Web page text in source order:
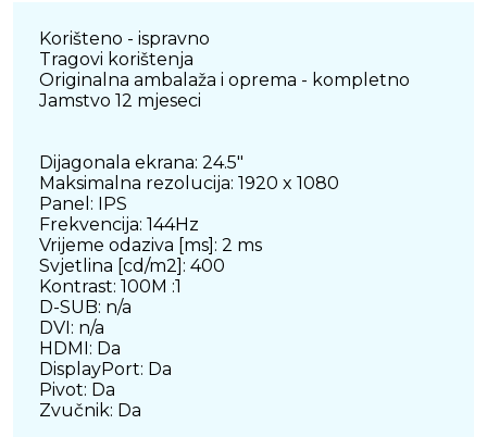
Korišteno - ispravno
Tragovi korištenja
Originalna ambalaža i oprema - kompletno
Jamstvo 12 mjeseci
Dijagonala ekrana: 24.5"
Maksimalna rezolucija: 1920 x 1080
Panel: IPS
Frekvencija: 144Hz
Vrijeme odaziva [ms]: 2 ms
Svjetlina [cd/m2]: 400
Kontrast: 100M :1
D-SUB: n/a
DVI: n/a
HDMI: Da
DisplayPort: Da
Pivot: Da
Zvučnik: Da